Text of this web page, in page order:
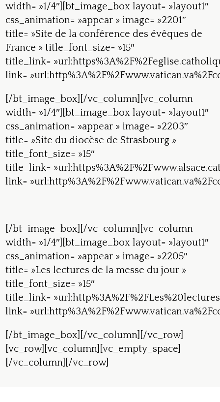
width= »1/4″][bt_image_box layout= »layout1″
css_animation= »appear » image= »2201″
title= »Site de la conférence des évêques de
France » title_font_size= »15″
title_link=
link=
[/bt_image_box][/vc_column][vc_column
width= »1/4″][bt_image_box layout= »layout1″
css_animation= »appear » image= »2203″
title= »Site du diocèse de Strasbourg »
title_font_size= »15″
title_link=
link=
[/bt_image_box][/vc_column][vc_column
width= »1/4″][bt_image_box layout= »layout1″
css_animation= »appear » image= »2205″
title= »Les lectures de la messe du jour »
title_font_size= »15″
title_link=
link=
[/bt_image_box][/vc_column][/vc_row]
[vc_row][vc_column][vc_empty_space]
[/vc_column][/vc_row]